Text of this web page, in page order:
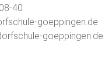
40
goeppingen.de
goeppingen.de